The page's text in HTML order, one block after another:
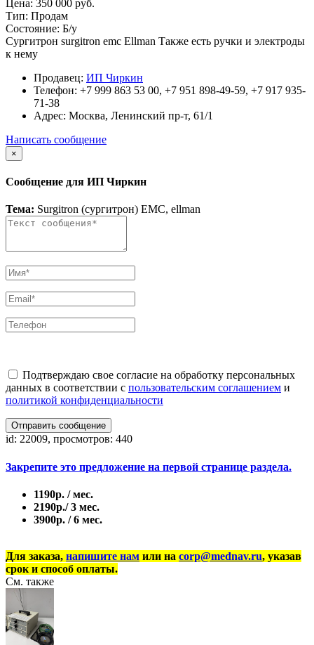
Цена: 350 000 руб.
Тип: Продам
Состояние: Б/у
Сургитрон surgitron emc Ellman Также есть ручки и электроды
к нему
Продавец: ИП Чиркин
Телефон: +7 999 863 53 00, +7 951 898-49-59, +7 917 935-
71-38
Адрес: Москва, Ленинский пр-т, 61/1
Написать сообщение
×
Сообщение для ИП Чиркин
Тема: Surgitron (сургитрон) EMC, ellman
Подтверждаю свое согласие на обработку персональных
данных в соответствии с пользовательским соглашением и
политикой конфиденциальности
Отправить сообщение
id: 22009, просмотров: 440
Закрепите это предложение на первой странице раздела.
1190р. / мес.
2190р./ 3 мес.
3900р. / 6 мес.
Для заказа, напишите нам или на corp@mednav.ru, указав
срок и способ оплаты.
См. также